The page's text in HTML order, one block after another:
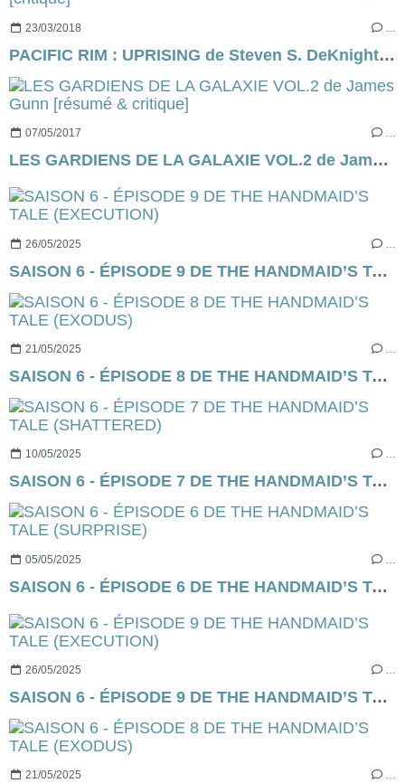
23/03/2018 …
PACIFIC RIM : UPRISING de Steven S. DeKnight [critique]
07/05/2017 …
LES GARDIENS DE LA GALAXIE VOL.2 de James Gunn [résumé & critique]
26/05/2025
SAISON 6 - ÉPISODE 9 DE THE HANDMAID’S TALE (EXECUTION)
21/05/2025 …
SAISON 6 - ÉPISODE 8 DE THE HANDMAID’S TALE (EXODUS)
10/05/2025 …
SAISON 6 - ÉPISODE 7 DE THE HANDMAID’S TALE (SHATTERED)
05/05/2025
SAISON 6 - ÉPISODE 6 DE THE HANDMAID’S TALE (SURPRISE)
26/05/2025 …
SAISON 6 - ÉPISODE 9 DE THE HANDMAID’S TALE (EXECUTION)
21/05/2025 …